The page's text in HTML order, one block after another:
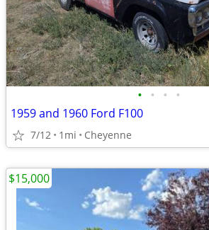
• • • •
1959 and 1960 Ford F100
7/12 1mi Cheyenne
$15,000